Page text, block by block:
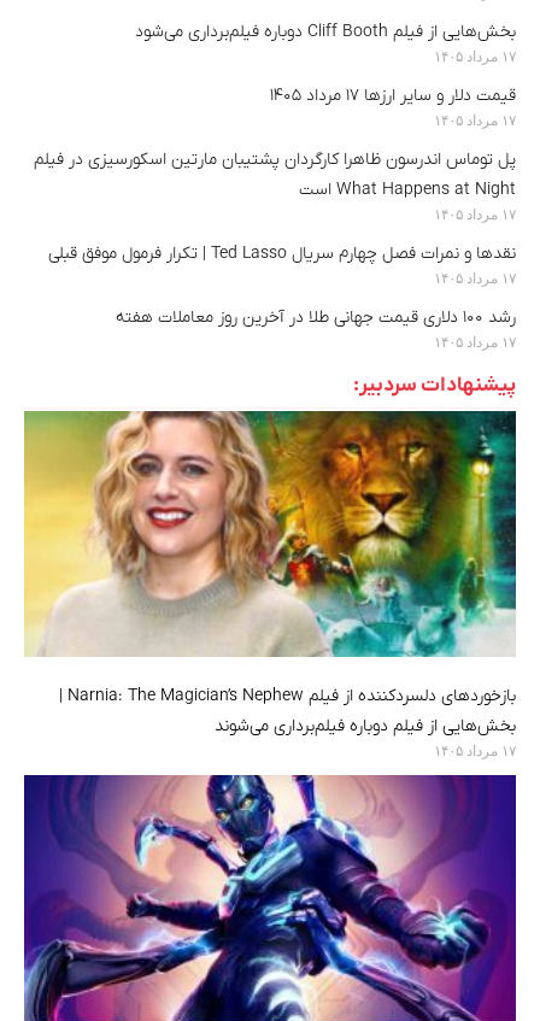
بخش‌هایی از فیلم Cliff Booth دوباره فیلم‌برداری می‌شود
۱۷ مرداد ۱۴۰۵
قیمت دلار و سایر ارزها ۱۷ مرداد ۱۴۰۵
۱۷ مرداد ۱۴۰۵
پل توماس اندرسون ظاهرا کارگردان پشتیبان مارتین اسکورسیزی در فیلم
What Happens at Night است
۱۷ مرداد ۱۴۰۵
نقدها و نمرات فصل چهارم سریال Ted Lasso | تکرار فرمول موفق قبلی
۱۷ مرداد ۱۴۰۵
رشد ۱۰۰ دلاری قیمت جهانی طلا در آخرین روز معاملات هفته
۱۷ مرداد ۱۴۰۵
پیشنهادات سردبیر:
بازخوردهای دلسردکننده از فیلم Narnia: The Magician’s Nephew |
بخش‌هایی از فیلم دوباره فیلم‌برداری می‌شوند
۱۷ مرداد ۱۴۰۵